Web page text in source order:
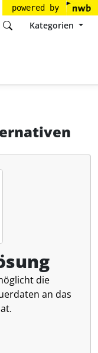
powered by
Kategorien
die
an das